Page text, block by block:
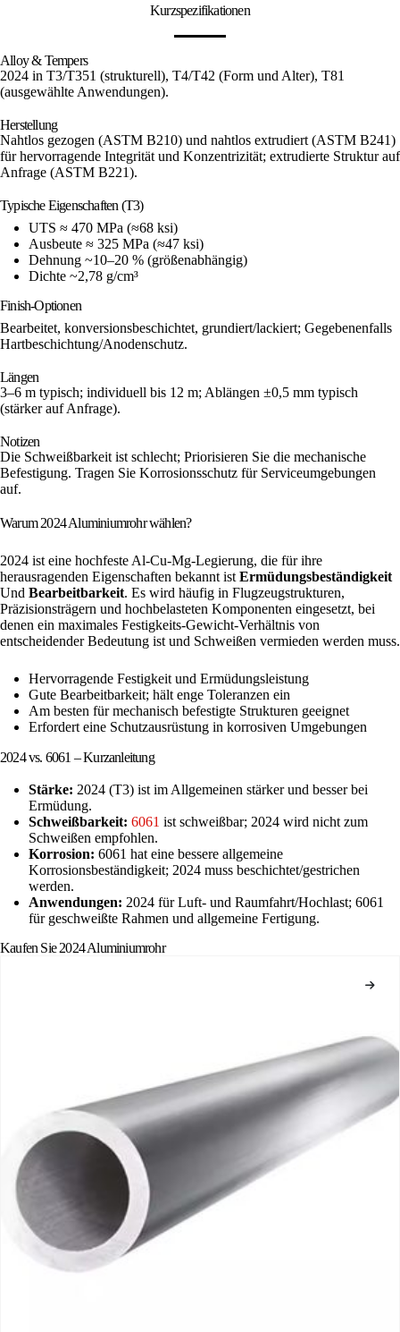
Kurzspezifikationen
Alloy & Tempers
2024 in T3/T351 (strukturell), T4/T42 (Form und Alter), T81
(ausgewählte Anwendungen).
Herstellung
Nahtlos gezogen (ASTM B210) und nahtlos extrudiert (ASTM B241)
für hervorragende Integrität und Konzentrizität; extrudierte Struktur auf
Anfrage (ASTM B221).
Typische Eigenschaften (T3)
UTS ≈ 470 MPa (≈68 ksi)
Ausbeute ≈ 325 MPa (≈47 ksi)
Dehnung ~10–20 % (größenabhängig)
Dichte ~2,78 g/cm³
Finish-Optionen
Bearbeitet, konversionsbeschichtet, grundiert/lackiert; Gegebenenfalls
Hartbeschichtung/Anodenschutz.
Längen
3–6 m typisch; individuell bis 12 m; Ablängen ±0,5 mm typisch
(stärker auf Anfrage).
Notizen
Die Schweißbarkeit ist schlecht; Priorisieren Sie die mechanische
Befestigung. Tragen Sie Korrosionsschutz für Serviceumgebungen
auf.
Warum 2024 Aluminiumrohr wählen?
2024 ist eine hochfeste Al-Cu-Mg-Legierung, die für ihre
herausragenden Eigenschaften bekannt ist Ermüdungsbeständigkeit
Und Bearbeitbarkeit. Es wird häufig in Flugzeugstrukturen,
Präzisionsträgern und hochbelasteten Komponenten eingesetzt, bei
denen ein maximales Festigkeits-Gewicht-Verhältnis von
entscheidender Bedeutung ist und Schweißen vermieden werden muss.
Hervorragende Festigkeit und Ermüdungsleistung
Gute Bearbeitbarkeit; hält enge Toleranzen ein
Am besten für mechanisch befestigte Strukturen geeignet
Erfordert eine Schutzausrüstung in korrosiven Umgebungen
2024 vs. 6061 – Kurzanleitung
Stärke: 2024 (T3) ist im Allgemeinen stärker und besser bei
Ermüdung.
Schweißbarkeit: 6061 ist schweißbar; 2024 wird nicht zum
Schweißen empfohlen.
Korrosion: 6061 hat eine bessere allgemeine
Korrosionsbeständigkeit; 2024 muss beschichtet/gestrichen
werden.
Anwendungen: 2024 für Luft- und Raumfahrt/Hochlast; 6061
für geschweißte Rahmen und allgemeine Fertigung.
Kaufen Sie 2024 Aluminiumrohr